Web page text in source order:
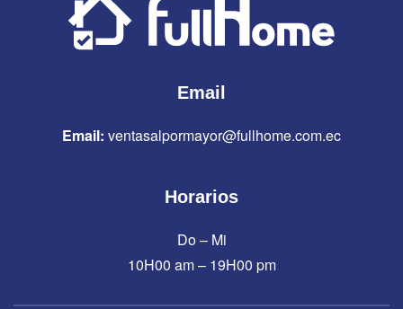
Email
Email: ventasalpormayor@fullhome.com.ec
Horarios
Do – Mi
10H00 am – 19H00 pm